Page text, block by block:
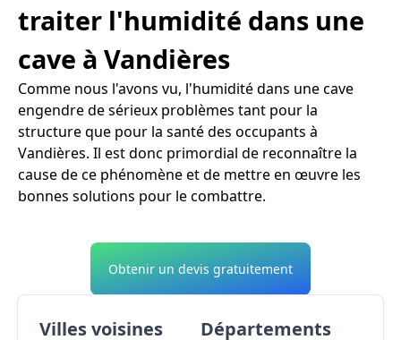
traiter l'humidité dans une
cave à Vandières
Comme nous l'avons vu, l'humidité dans une cave
engendre de sérieux problèmes tant pour la
structure que pour la santé des occupants à
Vandières. Il est donc primordial de reconnaître la
cause de ce phénomène et de mettre en œuvre les
bonnes solutions pour le combattre.
Obtenir un devis gratuitement
Villes voisines Départements